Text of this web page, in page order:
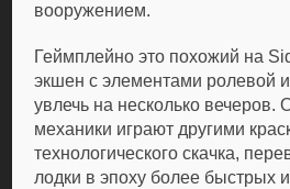
вооружением.
Геймплейно это похожий на
экшен с элементами ролевой
увлечь на несколько вечеров.
механики играют другими
технологического скачка,
лодки в эпоху более быстрых